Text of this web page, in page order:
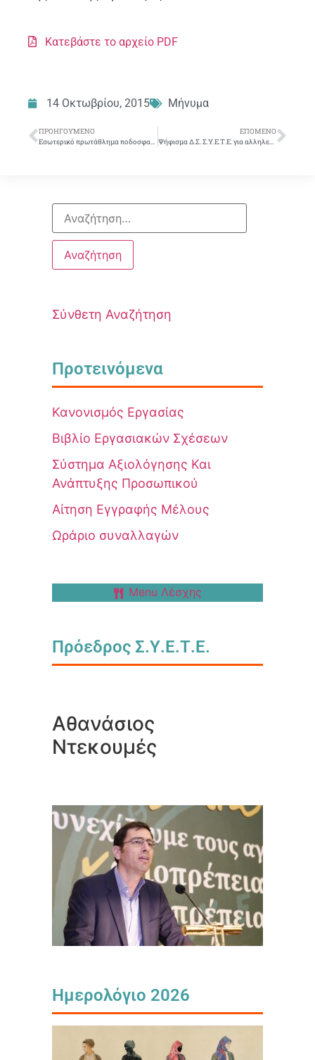
Κατεβάστε το αρχείο PDF
14 Οκτωβρίου, 2015 Μήνυμα
ΠΡΟΗΓΟΎΜΕΝΟ
Εσωτερικό πρωτάθλημα ποδοσφαίρου Σ.Υ.Ε.Τ.Ε.
ΕΠΌΜΕΝΟ
Ψήφισμα Δ.Σ. Σ.Υ.Ε.Τ.Ε. για αλληλεγγύη στους πρόσφυγες
Σύνθετη Αναζήτηση
Προτεινόμενα
Κανονισμός Εργασίας
Βιβλίο Εργασιακών Σχέσεων
Σύστημα Αξιολόγησης Και
Ανάπτυξης Προσωπικού
Αίτηση Εγγραφής Μέλους
Ωράριο συναλλαγών
Menu Λέσχης
Πρόεδρος Σ.Υ.Ε.Τ.Ε.
Αθανάσιος
Ντεκουμές
Ημερολόγιο 2026